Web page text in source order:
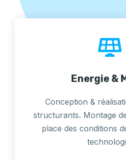
Energie &
Conception &
structurants. Montage
place des conditions